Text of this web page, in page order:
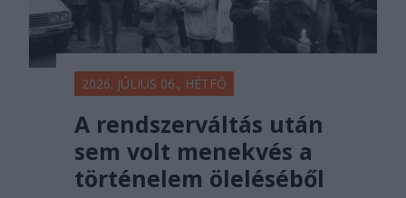
2026. JÚLIUS 06., HÉTFŐ
A rendszerváltás után
sem volt menekvés a
történelem öleléséből